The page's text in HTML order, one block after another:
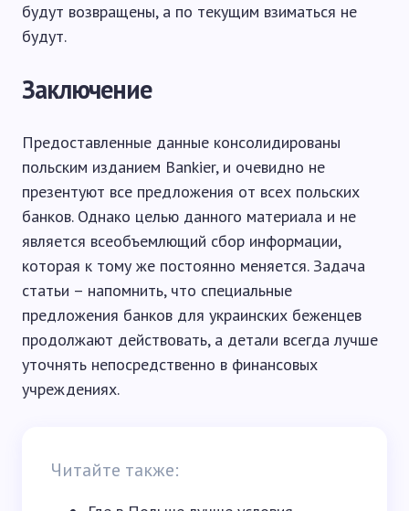
будут возвращены, а по текущим взиматься не
будут.
Заключение
Предоставленные данные консолидированы
польским изданием Bankier, и очевидно не
презентуют все предложения от всех польских
банков. Однако целью данного материала и не
является всеобъемлющий сбор информации,
которая к тому же постоянно меняется. Задача
статьи – напомнить, что специальные
предложения банков для украинских беженцев
продолжают действовать, а детали всегда лучше
уточнять непосредственно в финансовых
учреждениях.
Читайте также: